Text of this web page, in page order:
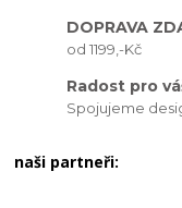
DOPRAVA
od 1199,-Kč
Radost pro
Spojujeme
naši partneři: